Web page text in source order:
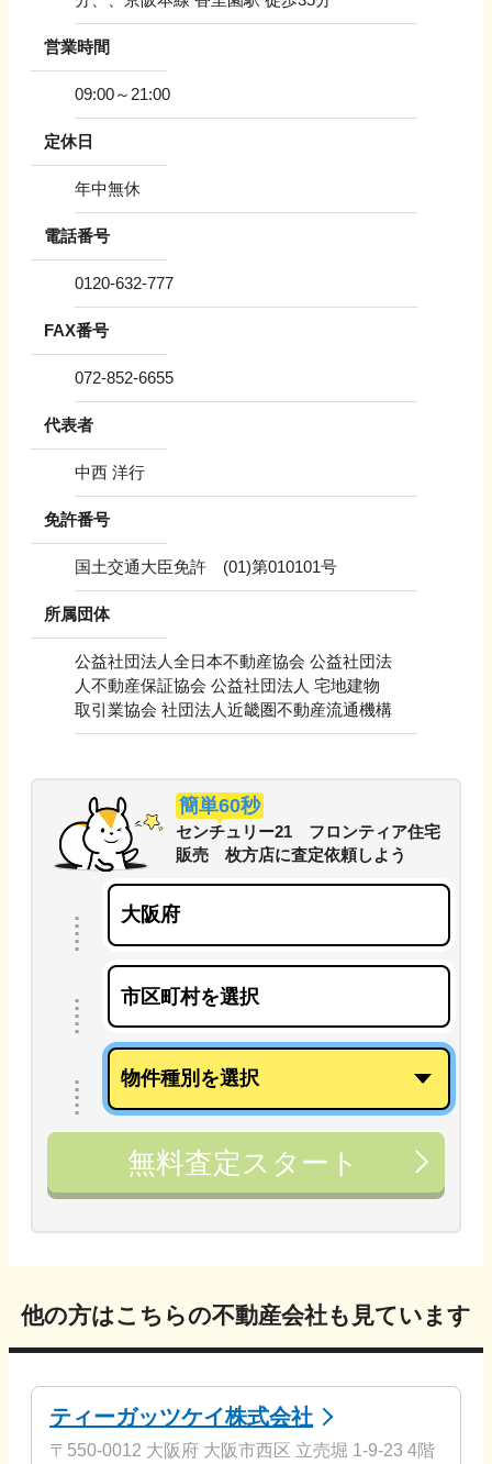
営業時間
09:00～21:00
定休日
年中無休
電話番号
0120-632-777
FAX番号
072-852-6655
代表者
中西 洋行
免許番号
国土交通大臣免許 (01)第010101号
所属団体
公益社団法人全日本不動産協会 公益社団法
人不動産保証協会 公益社団法人 宅地建物
取引業協会 社団法人近畿圏不動産流通機構
簡単60秒
センチュリー21 フロンティア住宅
販売 枚方店に査定依頼しよう
無料査定スタート
他の方はこちらの不動産会社も見ています
ティーガッツケイ株式会社
〒550-0012 大阪府 大阪市西区 立売堀 1-9-23 4階